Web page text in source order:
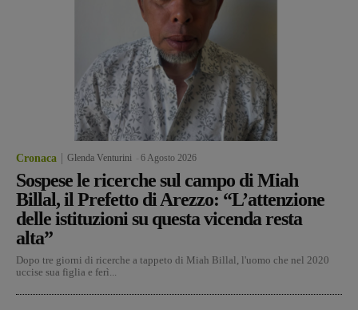
Cronaca Glenda Venturini 6 Agosto 2026
Sospese le ricerche sul campo di Miah
Billal, il Prefetto di Arezzo: “L’attenzione
delle istituzioni su questa vicenda resta
alta”
Dopo tre giorni di ricerche a tappeto di Miah Billal, l'uomo che nel 2020
uccise sua figlia e ferì...